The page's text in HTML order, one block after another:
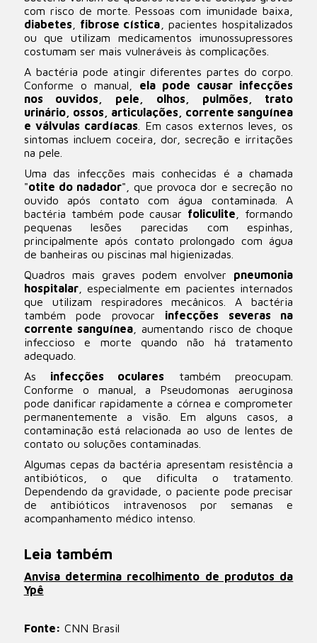
com risco de morte. Pessoas com imunidade baixa,
diabetes
fibrose cística , pacientes hospitalizados
ou que utilizam medicamentos imunossupressores
costumam ser mais vulneráveis às complicações.
A bactéria pode atingir diferentes partes do corpo.
Conforme o manual, ela pode causar infecções
nos ouvidos, pele, olhos, pulmões, trato
urinário, ossos, articulações, corrente sanguínea
e válvulas cardíacas . Em casos externos leves, os
sintomas incluem coceira, dor, secreção e irritações
na pele.
Uma das infecções mais conhecidas é a chamada
"otite do nadador", que provoca dor e secreção no
ouvido após contato com água contaminada. A
bactéria também pode causar foliculite , formando
pequenas lesões parecidas com espinhas,
principalmente após contato prolongado com água
de banheiras ou piscinas mal higienizadas.
Quadros mais graves podem envolver pneumonia
hospitalar, especialmente em pacientes internados
que utilizam respiradores mecânicos. A bactéria
também pode provocar infecções severas na
corrente sanguínea, aumentando risco de choque
infeccioso e morte quando não há tratamento
adequado.
As infecções oculares também preocupam.
Conforme o manual, a Pseudomonas aeruginosa
pode danificar rapidamente a córnea e comprometer
permanentemente a visão. Em alguns casos, a
contaminação está relacionada ao uso de lentes de
contato ou soluções contaminadas.
Algumas cepas da bactéria apresentam resistência a
antibióticos, o que dificulta o tratamento.
Dependendo da gravidade, o paciente pode precisar
de antibióticos intravenosos por semanas e
acompanhamento médico intenso.
Leia também
Anvisa determina recolhimento de produtos da
Ypê
Fonte: CNN Brasil